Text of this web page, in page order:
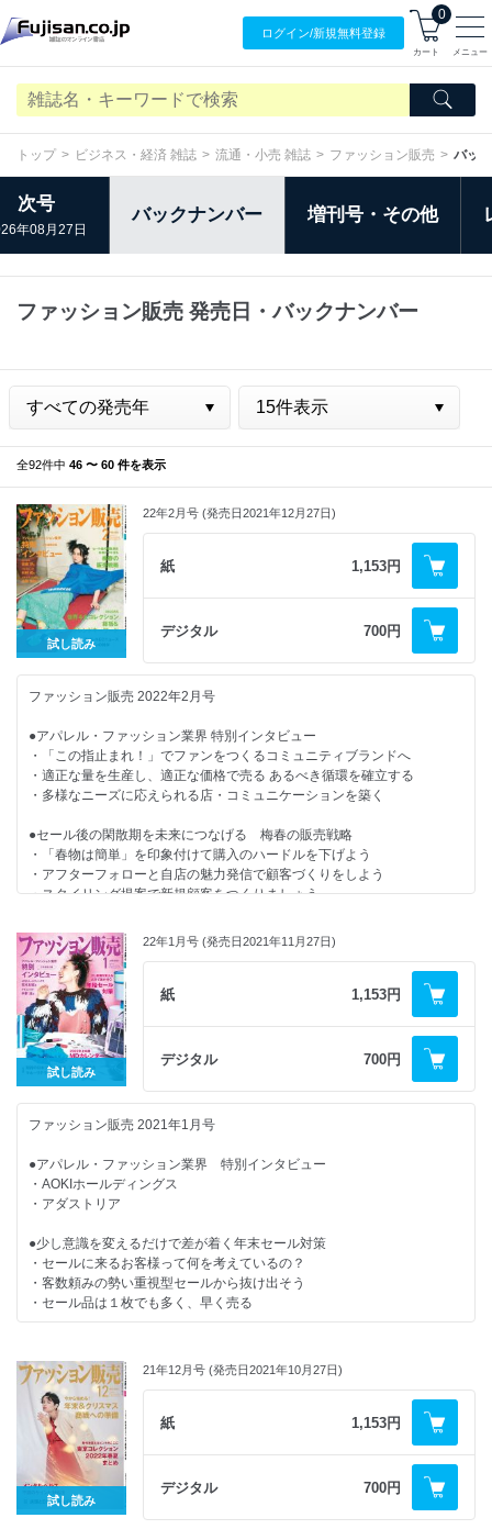
ログイン/新規無料登録
0
カート メニュー
トップ ビジネス・経済 雑誌 流通・小売 雑誌 ファッション販売 バッ
次号
年08月27日
バックナンバー 増刊号・その他
ファッション販売 発売日・バックナンバー
全92件中 46 〜 60 件を表示
試し読み
22年2月号 (発売日2021年12月27日)
紙 1,153円
デジタル 700円
ファッション販売 2022年2月号
●アパレル・ファッション業界 特別インタビュー
・「この指止まれ！」でファンをつくるコミュニティブランドへ
・適正な量を生産し、適正な価格で売る あるべき循環を確立する
・多様なニーズに応えられる店・コミュニケーションを築く
●セール後の閑散期を未来につなげる 梅春の販売戦略
・「春物は簡単」を印象付けて購入のハードルを下げよう
・アフターフォローと自店の魅力発信で顧客づくりをしよう
・スタイリング提案で新規顧客をつくりましょう
・販促アイデアと売れるアイテム
●20225S 世界4大コレクション 総括＆トレンドキーワード
・着飾る喜び、Y2K気分とタイムレス感が交差
・トレンドキーワードと提案のポイント
●表現力の磨き方
●アパレル・ファッション業界のDXの未来をひもとく
●期待の日本ブランド名簿
●数字から売場を考えてみよう
【連載・シリーズ・リポート】
・マネキンの雑学
・服から服を作る服も循環できる時代へ
・新店・新SCダイジェスト
・数字から売り場を考えてみよう
・これからの小売店と販売員の在り方
・店長意識改革メソッド
・人材マネジメントの処方箋
・美容トレンド最前線！
・労務管理を知ろう
・その接客あるある解決します！
・今月の魅せ方・売り方
・ワンスアラウンドのエリアマネージャー塾
試し読み
22年1月号 (発売日2021年11月27日)
紙 1,153円
デジタル 700円
ファッション販売 2021年1月号
●アパレル・ファッション業界 特別インタビュー
・AOKIホールディングス
・アダストリア
●少し意識を変えるだけで差が着く年末セール対策
・セールに来るお客様って何を考えているの？
・客数頼みの勢い重視型セールから抜け出そう
・セール品は１枚でも多く、早く売る
【連載・シリーズ・リポート】
・期待の日本ブランド名簿
・表現の磨き方
・マネーリテラシー向上委員会
・アップルハウス
・新店・新SCダイジェスト
試し読み
21年12月号 (発売日2021年10月27日)
紙 1,153円
デジタル 700円